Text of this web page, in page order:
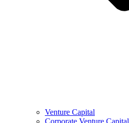
Venture Capital